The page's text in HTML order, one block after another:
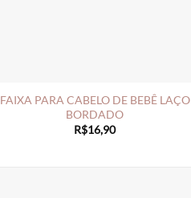
FAIXA PARA CABELO DE BEBÊ LAÇO
BORDADO
R$16,90